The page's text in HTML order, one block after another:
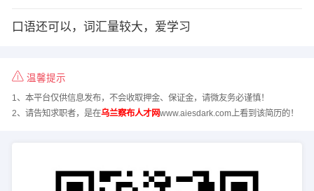
口语还可以，词汇量较大，爱学习
温馨提示
1、本平台仅供信息发布，不会收取押金、保证金，请微友务必谨慎！
2、请告知求职者，是在乌兰察布人才网www.aiesdark.com上看到该简历的！